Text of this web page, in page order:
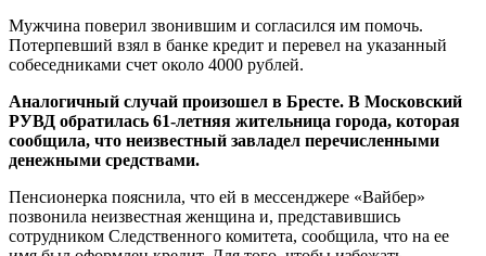
Мужчина поверил звонившим и согласился им помочь.
Потерпевший взял в банке кредит и перевел на указанный
собеседниками счет около 4000 рублей.
Аналогичный случай произошел в Бресте. В Московский
РУВД обратилась 61-летняя жительница города, которая
сообщила, что неизвестный завладел перечисленными
денежными средствами.
Пенсионерка пояснила, что ей в мессенджере «Вайбер»
позвонила неизвестная женщина и, представившись
сотрудником Следственного комитета, сообщила, что на ее